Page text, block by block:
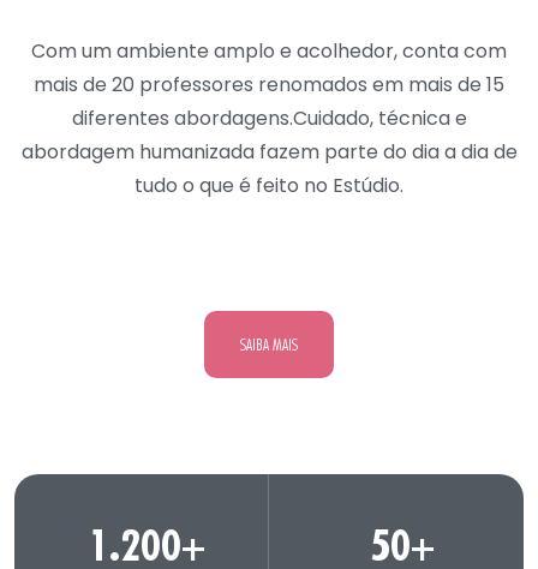
Com um ambiente amplo e acolhedor, conta com
mais de 20 professores renomados em mais de 15
diferentes abordagens. ​Cuidado, técnica e
abordagem humanizada fazem parte do dia a dia de
tudo o que é feito no Estúdio.
SAIBA MAIS
1.200+ 50+